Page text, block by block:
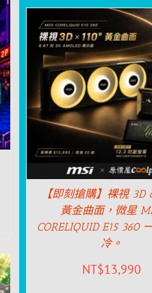
【即刻搶購】裸視 3D
黃金曲面，微星
CORELIQUID E15 360
冷。
NT$13,990